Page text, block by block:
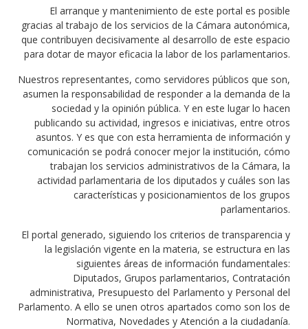
El arranque y mantenimiento de este portal es posible
gracias al trabajo de los servicios de la Cámara autonómica,
que contribuyen decisivamente al desarrollo de este espacio
para dotar de mayor eficacia la labor de los parlamentarios.
Nuestros representantes, como servidores públicos que son,
asumen la responsabilidad de responder a la demanda de la
sociedad y la opinión pública. Y en este lugar lo hacen
publicando su actividad, ingresos e iniciativas, entre otros
asuntos. Y es que con esta herramienta de información y
comunicación se podrá conocer mejor la institución, cómo
trabajan los servicios administrativos de la Cámara, la
actividad parlamentaria de los diputados y cuáles son las
características y posicionamientos de los grupos
parlamentarios.
El portal generado, siguiendo los criterios de transparencia y
la legislación vigente en la materia, se estructura en las
siguientes áreas de información fundamentales:
Diputados, Grupos parlamentarios, Contratación
administrativa, Presupuesto del Parlamento y Personal del
Parlamento. A ello se unen otros apartados como son los de
Normativa, Novedades y Atención a la ciudadanía.